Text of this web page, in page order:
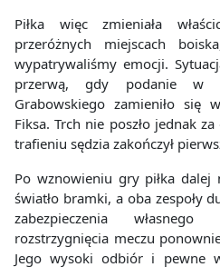
Piłka więc zmieniała
przeróżnych miejscach
wypatrywaliśmy emocji.
przerwą, gdy podanie w
Grabowskiego zamieniło się
Fiksa. Trch nie poszło jednak
trafieniu sędzia zakończył
Po wznowieniu gry piłka dalej
światło bramki, a oba zespoły
zabezpieczenia
rozstrzygnięcia meczu
Jego wysoki odbiór i pewne